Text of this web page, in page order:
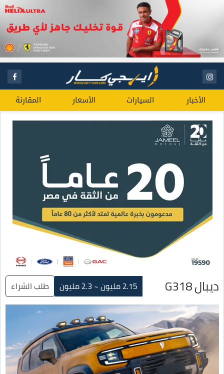
الأخبار السيارات الأسعار المقارنة
ديبال G318 2.15 مليون ~ 2.3 مليون طلب الشراء